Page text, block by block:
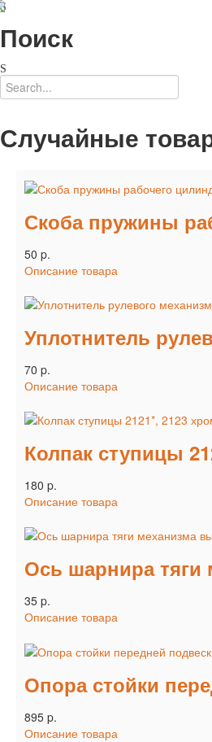
Поиск
Случайные
Скоба пружины
50 p.
Описание товара
Уплотнитель
70 p.
Описание товара
Колпак ступицы
180 p.
Описание товара
Ось шарнира тяги
35 p.
Описание товара
Опора стойки
895 p.
Описание товара